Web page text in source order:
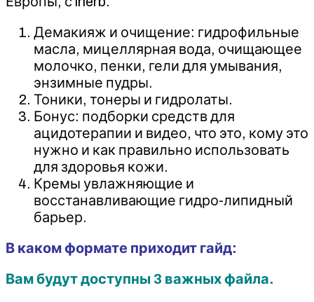
Демакияж и очищение: гидрофильные
масла, мицеллярная вода, очищающее
молочко, пенки, гели для умывания,
энзимные пудры.
Тоники, тонеры и гидролаты.
Бонус: подборки средств для
ацидотерапии и видео, что это, кому это
нужно и как правильно использовать
для здоровья кожи.
Кремы увлажняющие и
восстанавливающие гидро-липидный
барьер.
‌В каком формате приходит гайд:
‌Вам будут доступны 3 важных файла.